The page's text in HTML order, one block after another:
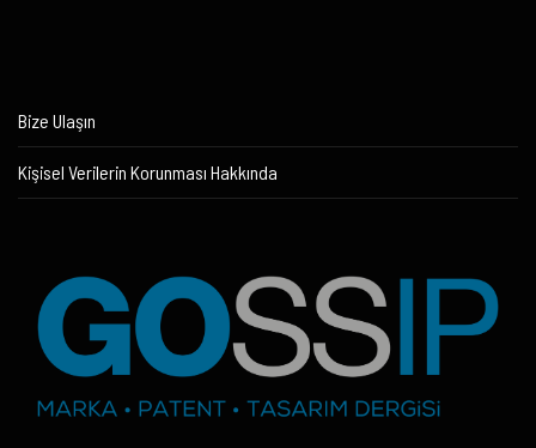
Bize Ulaşın
Kişisel Verilerin Korunması Hakkında